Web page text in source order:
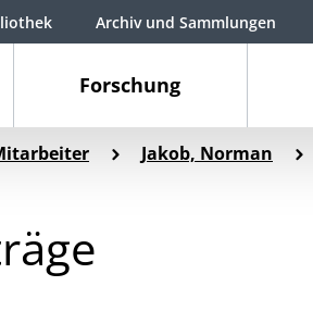
Forschung
Archiv und Sammlungen
Jakob, Norman